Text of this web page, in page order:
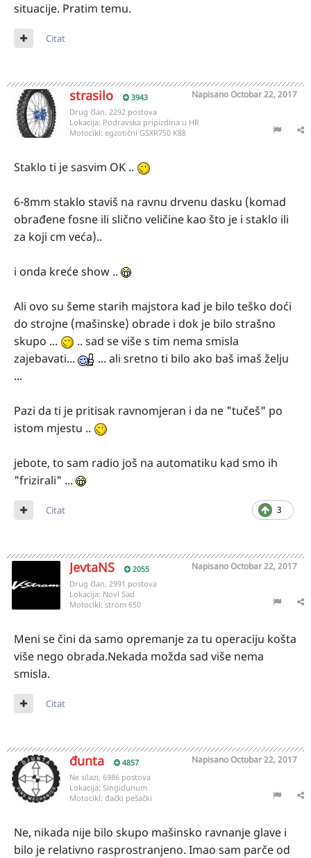
situacije. Pratim temu.
Citat
strasilo 3943 NapisanoOctobar 22, 2017
Drug član, 2292 postova
Lokacija: Podravska pripizdina u HR
Motocikl: egzotični GSXR750 K88
Staklo ti je sasvim OK ..
6-8mm staklo staviš na ravnu drvenu dasku (komad
obrađene fosne ili slično veličine kao što je i staklo ili
za koji cm veća)..
i onda kreće show ..
Ali ovo su šeme starih majstora kad je bilo teško doći
do strojne (mašinske) obrade i dok je bilo strašno
skupo ...
.. sad se više s tim nema smisla
zajebavati...
... ali sretno ti bilo ako baš imaš želju
...
Pazi da ti je pritisak ravnomjeran i da ne "tučeš" po
istom mjestu ..
jebote, to sam radio još na automatiku kad smo ih
"frizirali" ...
3
Citat
JevtaNS 2055 NapisanoOctobar 22, 2017
Drug član, 2991 postova
Lokacija: Novi Sad
Motocikl: strom 650
Meni se čini da samo opremanje za tu operaciju košta
više nego obrada.Nekada možda sad više nema
smisla.
Citat
đunta 4857 NapisanoOctobar 22, 2017
Ne silazi, 6986 postova
Lokacija: Singidunum
Motocikl: đački pešački
Ne, nikada nije bilo skupo mašinsko ravnanje glave i
bilo je relativno rasprostranjeno. Imao sam parče od